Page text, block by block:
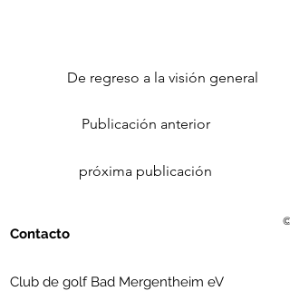
De regreso a la visión general
Publicación anterior
próxima publicación
Contacto
Club de golf Bad Mergentheim eV